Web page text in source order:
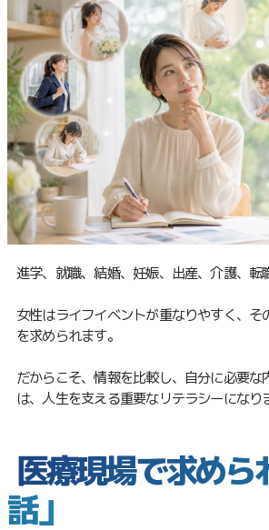
進学、就職、結婚、妊娠、出産、介護、転
女性はライフイベントが重なりやすく、そ
を求められます。
だからこそ、情報を比較し、自分に必要な
は、人生を支える重要なリテラシーになり
医療現場で求めら
話」